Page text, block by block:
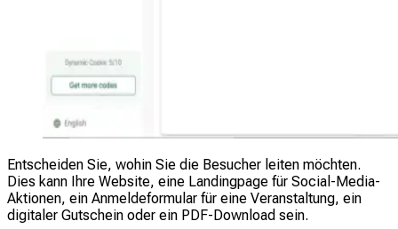
Entscheiden Sie, wohin Sie die Besucher leiten möchten.
Dies kann Ihre Website, eine Landingpage für Social-Media-
Aktionen, ein Anmeldeformular für eine Veranstaltung, ein
digitaler Gutschein oder ein PDF-Download sein.